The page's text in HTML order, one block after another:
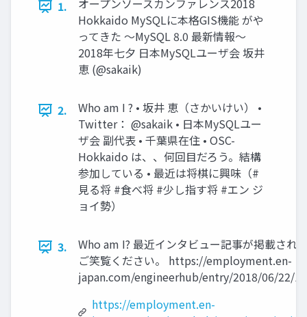
1.
オープンソースカンファレンス2018
Hokkaido MySQLに本格GIS機能 がや
ってきた ～MySQL 8.0 最新情報～
2018年七夕 日本MySQLユーザ会 坂井
恵 (@sakaik)
2.
Who am I ? • 坂井 恵（さかいけい） •
Twitter： @sakaik • 日本MySQLユー
ザ会 副代表 • 千葉県在住 • OSC-
Hokkaido は、、何回目だろう。結構
参加している • 最近は将棋に興味（#
見る将 #食べ将 #少し指す将 #エン ジ
ョイ勢）
3.
Who am I? 最近インタビュー記事が掲載され
ご笑覧ください。 https://employment.en-
japan.com/engineerhub/entry/2018/06/22/
https://employment.en-